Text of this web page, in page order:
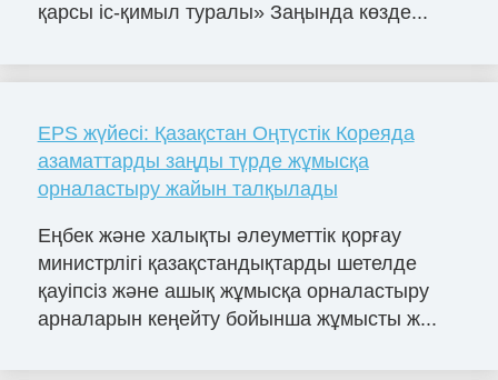
қарсы іс-қимыл туралы» Заңында көзде...
EPS жүйесі: Қазақстан Оңтүстік Кореяда
азаматтарды заңды түрде жұмысқа
орналастыру жайын талқылады
Еңбек және халықты әлеуметтік қорғау
министрлігі қазақстандықтарды шетелде
қауіпсіз және ашық жұмысқа орналастыру
арналарын кеңейту бойынша жұмысты ж...